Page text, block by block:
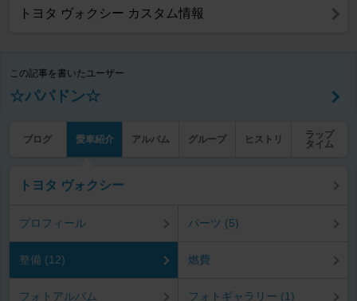
トヨタ ヴォクシー カスタム情報
この記事を書いたユーザー
☆パパドン☆
ブログ 愛車紹介 アルバム グループ ヒストリ
ラップ
タイム
トヨタ ヴォクシー
プロフィール パーツ (5)
整備 (12) 燃費
フォトアルバム フォトギャラリー (1)